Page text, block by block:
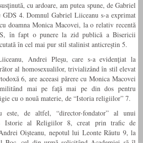
cu ardoare, am putea spune, de Gabriel
4. Domnul Gabriel Liiceanu s-a exprimat
doamna Monica Macovei, la o relativ recentă
în fapt o punere la zid publică a Bisericii
în cel mai pur stil stalinist anticreştin 5.
Andrei Pleşu, care s-a evidenţiat la
al homosexualilor, trivializând în stil elevat
6, are aceeasi părere cu Monica Macovei
mai pe faţă mai pe din dos pentru
cu o nouă materie, de “Istoria religiilor” 7.
este, de altfel, “director-fondator” al unui
Istorie al Religiilor 8, creat prin trafic de
Oişteanu, nepotul lui Leonte Răutu 9, la